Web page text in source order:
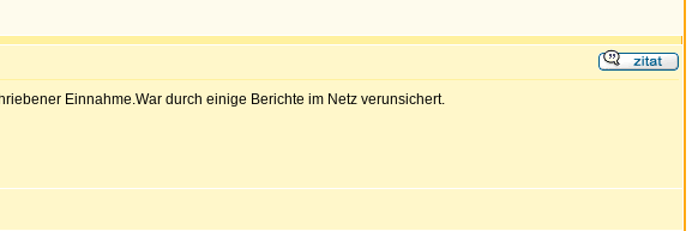
Einnahme.War durch einige Berichte im Netz verunsichert.